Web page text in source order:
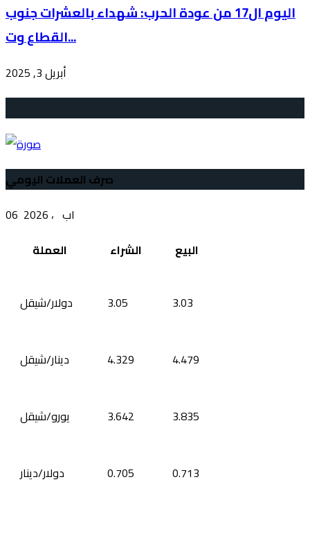
اليوم ال17 من عودة الحرب: شهداء بالعشرات جنوب
القطاع وت...
أبريل 3, 2025
صرف العملات اليومي
06 اب ، 2026
العملة
الشراء البيع
دولار/شيقل 3.05 3.03
دينار/شيقل 4.329 4.479
يورو/شيقل 3.642 3.835
دولار/دينار 0.705 0.713